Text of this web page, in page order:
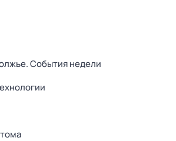
События недели